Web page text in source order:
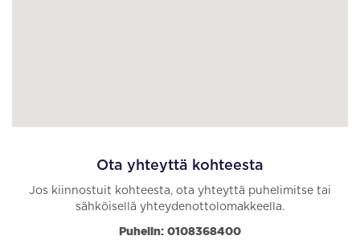
Ota yhteyttä kohteesta
Jos kiinnostuit kohteesta, ota yhteyttä puhelimitse tai
sähköisellä yhteydenottolomakkeella.
Puhelin: 0108368400